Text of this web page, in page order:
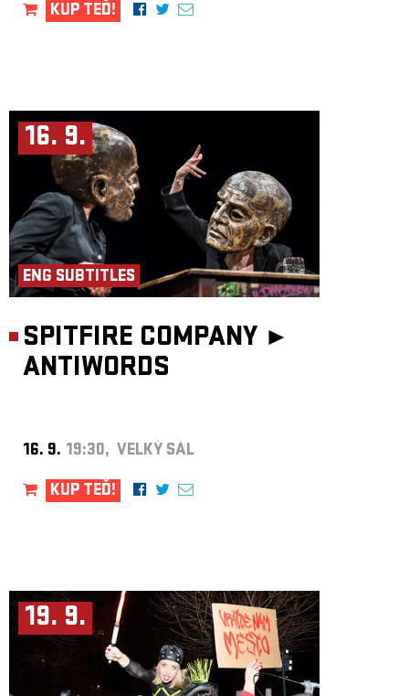
KUP TEĎ!
16. 9.
ENG SUBTITLES
SPITFIRE COMPANY ►
ANTIWORDS
16. 9. 19:30, VELKÝ SÁL
KUP TEĎ!
19. 9.